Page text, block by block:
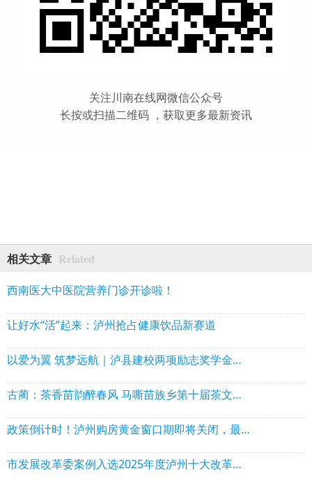
关注川南在线网微信公众号
长按或扫描二维码 ，获取更多最新资讯
相关文章 Related
西南医大中医院营养门诊开诊啦！
让好水“活”起来：泸州抢占健康饮品新赛道
以爱为翼 筑梦远航｜泸县建校两项励志奖学金正式签约颁奖
古蔺：茶香苗韵醉春风 马嘶苗族乡第十届茶文化周开幕
政策倒计时！泸州购房黄金窗口期即将关闭，最高省10万，错过再无！
市发展改革委案例入选2025年度泸州十大改革典型案例之首